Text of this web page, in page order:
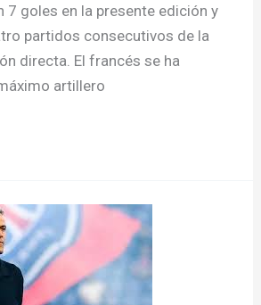
7 goles en la presente edición y
partidos consecutivos de la
directa. El francés se ha
artillero